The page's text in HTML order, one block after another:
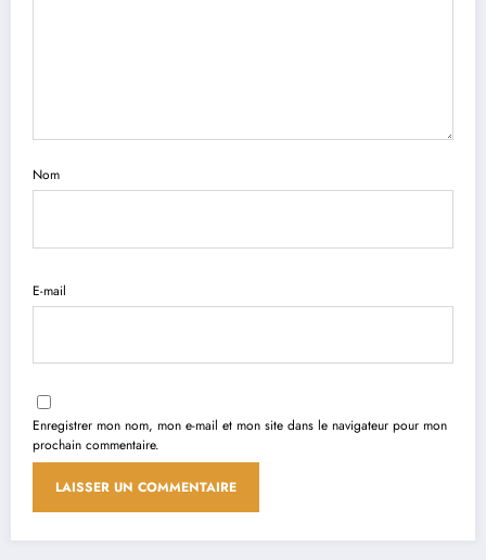
Nom
E-mail
Enregistrer mon nom, mon e-mail et mon site dans le navigateur pour mon
prochain commentaire.